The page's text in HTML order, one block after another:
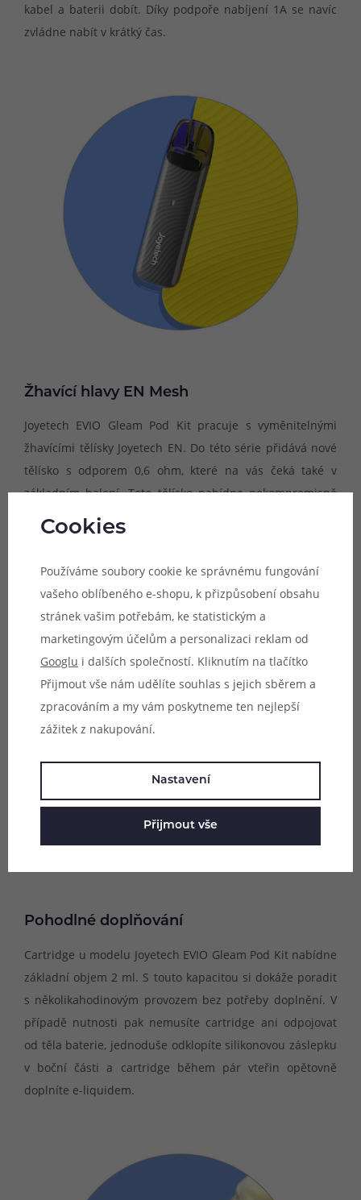
kabel a baterii dobít. Díky podpoře nabíjení 1A se navíc
zvládne nabít v krátký čas.
Žhavící hlavy EN Mesh
Joyetech EVIO Gleam Pod Kit pracuje s vyměnitelnými
žhavícími tělísky Joyetech EN. Do této série přidává nové
tělísko s odporem 0,6 ohm, které na vás čeká také v
základním balení. Toto tělísko nabídne nekompromisně
prokreslené podání chuti, rychlý náběh žhavení a velkou
odpařovací plochu. Ze zařízení si tak hravě vychutnáte jak
Pohodlné doplňování
Cartridge u modelu Joyetech EVIO Gleam Pod Kit nabídne
základní objem 2 ml. S touto kapacitou si dokáže poradit
s několikahodinovým provozem bez potřeby doplnění. V
případě nutnosti pak nemusíte cartridge ani odpojovat
od těla baterie, jednoduše odklopíte silikonovou záslepku
v boční části a cartridge během pár vteřin opětovně
doplníte e-liquidem.
Cookies
Používáme soubory cookie ke správnému fungování
vašeho oblíbeného e-shopu, k přizpůsobení obsahu
stránek vašim potřebám, ke statistickým a
marketingovým účelům a personalizaci reklam od
Googlu i dalších společností. Kliknutím na tlačítko
Přijmout vše nám udělíte souhlas s jejich sběrem a
zpracováním a my vám poskytneme ten nejlepší
zážitek z nakupování.
Nastavení
Přijmout vše